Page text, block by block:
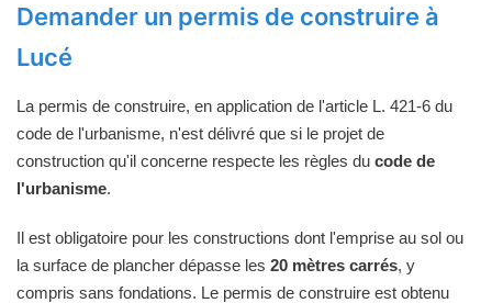
Demander un permis de construire à
Lucé
La permis de construire, en application de l'article L. 421-6 du
code de l'urbanisme, n'est délivré que si le projet de
construction qu'il concerne respecte les règles du code de
l'urbanisme.
Il est obligatoire pour les constructions dont l'emprise au sol ou
la surface de plancher dépasse les 20 mètres carrés, y
compris sans fondations. Le permis de construire est obtenu